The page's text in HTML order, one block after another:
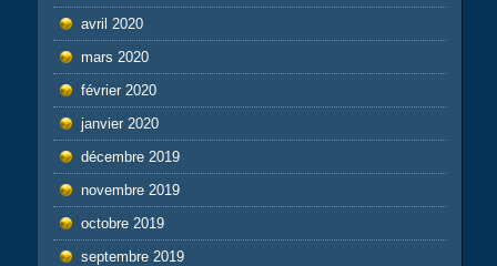
avril 2020
mars 2020
février 2020
janvier 2020
décembre 2019
novembre 2019
octobre 2019
septembre 2019